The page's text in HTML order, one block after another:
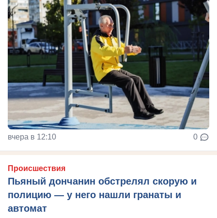
вчера в 12:10 0
Происшествия
Пьяный дончанин обстрелял скорую и
полицию — у него нашли гранаты и
автомат